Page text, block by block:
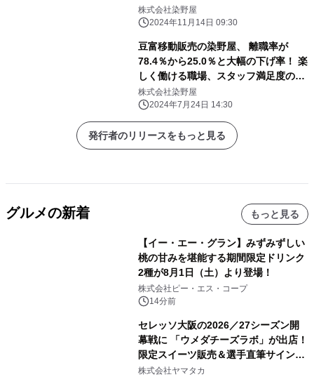
SDGs目標3健康増進と賃金アップを両
立！
株式会社染野屋
2024年11月14日 09:30
豆富移動販売の染野屋、 離職率が
78.4％から25.0％と大幅の下げ率！ 楽
しく働ける職場、スタッフ満足度の環
境を整える
株式会社染野屋
2024年7月24日 14:30
発行者のリリースをもっと見る
グルメの新着 もっと見る
【イー・エー・グラン】みずみずしい
桃の甘みを堪能する期間限定ドリンク
2種が8月1日（土）より登場！
株式会社ピー・エス・コープ
14分前
セレッソ大阪の2026／27シーズン開
幕戦に 「ウメダチーズラボ」が出店！
限定スイーツ販売＆選手直筆サイング
ッズが当たる抽選会を 8月8日に開催
株式会社ヤマタカ